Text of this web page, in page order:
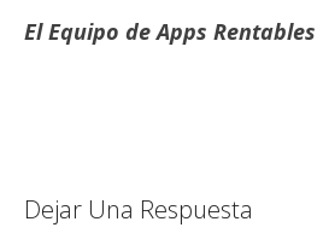
El Equipo de Apps Rentables
Dejar Una Respuesta